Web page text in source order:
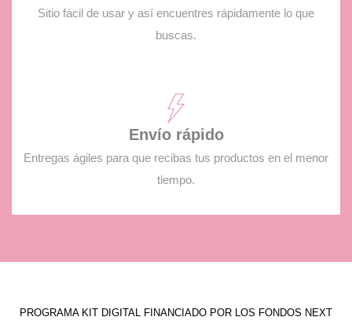
Sitio fácil de usar y así encuentres rápidamente lo que
buscas.
Envío rápido
Entregas ágiles para que recibas tus productos en el menor
tiempo.
PROGRAMA KIT DIGITAL FINANCIADO POR LOS FONDOS NEXT